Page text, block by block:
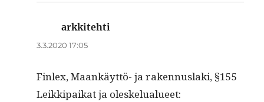
arkkitehti
3.3.2020 17:05
Fin­lex, Maankäyt­tö- ja raken­nus­la­ki, §155
Leikkipaikat ja oleskelualueet: